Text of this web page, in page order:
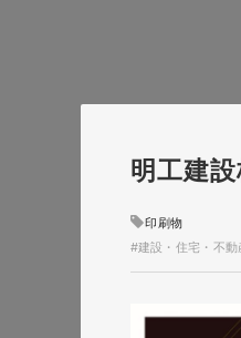
明工建
印刷物
#建設・住宅・不